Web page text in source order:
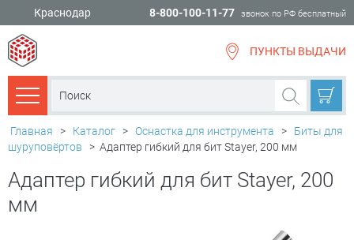
Краснодар 8-800-100-11-77 звонок по РФ бесплатный
ПУНКТЫ ВЫДАЧИ
Каталог товаров
Главная > Каталог > Оснастка для инструмента >
Биты для
шуруповёртов
> Адаптер гибкий для бит Stayer, 200 мм
Адаптер гибкий для бит Stayer, 200
мм